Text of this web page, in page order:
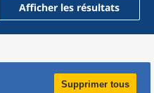
Afficher les résultats
Supprimer tous